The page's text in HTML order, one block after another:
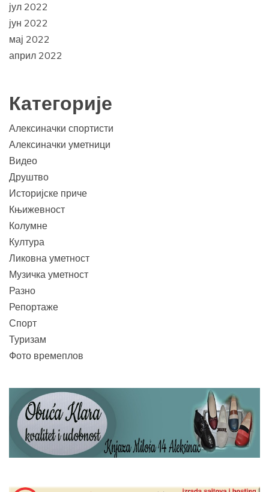
јул 2022
јун 2022
мај 2022
април 2022
Категорије
Алексиначки спортисти
Алексиначки уметници
Видео
Друштво
Историјске приче
Књижевност
Колумне
Култура
Ликовна уметност
Музичка уметност
Разно
Репортаже
Спорт
Туризам
Фото времеплов